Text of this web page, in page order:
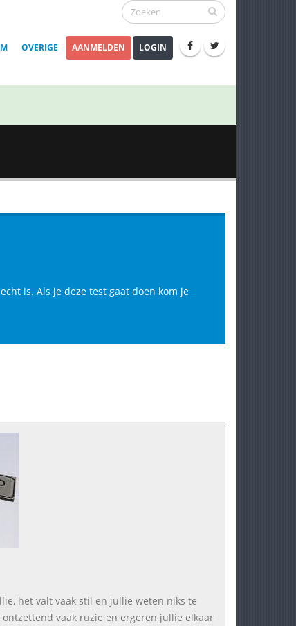
OVERIGE AANMELDEN LOGIN
is. Als je deze test gaat doen kom je
het valt vaak stil en jullie weten niks te
vaak ruzie en ergeren jullie elkaar